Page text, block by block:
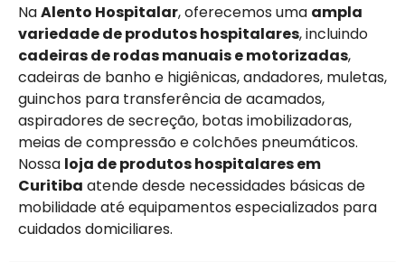
NaAlento Hospitalar, oferecemos uma ampla
variedade de produtos hospitalares, incluindo
cadeiras de rodas manuais e motorizadas,
cadeiras de banho e higiênicas, andadores, muletas,
guinchos para transferência de acamados,
aspiradores de secreção, botas imobilizadoras,
meias de compressão e colchões pneumáticos.
Nossa loja de produtos hospitalares em
Curitiba atende desde necessidades básicas de
mobilidade até equipamentos especializados para
cuidados domiciliares.